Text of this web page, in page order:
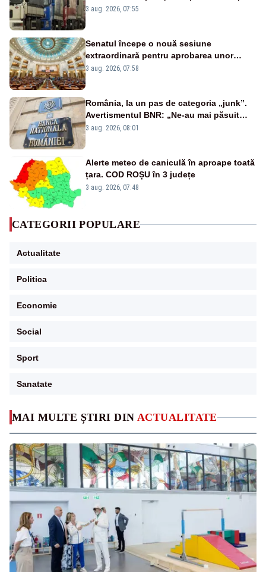
MAI MULTE ȘTIRI DIN ACTUALITATE
este interzisă luni, între orele 12:00 și
3 aug. 2026, 07:55
Senatul începe o nouă sesiune
extraordinară pentru aprobarea unor
jaloane din PNRR
3 aug. 2026, 07:58
România, la un pas de categoria „junk”.
Avertismentul BNR: „Ne-au mai păsuit
pentru câteva luni”
3 aug. 2026, 08:01
Alerte meteo de caniculă în aproape toată
țara. COD ROȘU în 3 județe
3 aug. 2026, 07:48
CATEGORII POPULARE
Actualitate
Politica
Economie
Social
Sport
Sanatate